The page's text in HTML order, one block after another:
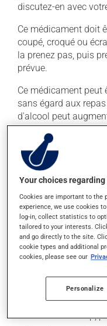
discutez-en avec
Ce médicament doit
coupé, croqué ou
la prenez pas, puis
prévue.
Ce médicament peut
sans égard aux
d'alcool peut
recommandé d'en
de savoir quelle
veuillez en discuter
santé.
Effets indésirables
En plus de ses effets
l'occasion entraîner
secondaires),
il peut causer des
il peut causer de
buvez beaucoup,
Your choices
Cookies are important to the
experience, we use cookies
log-in, collect statistics to
tailored to your interests.
and go directly to the site.
cookie types and additional
cookies, please see our
Personalize